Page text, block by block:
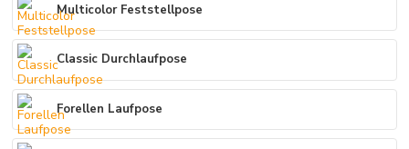
Multicolor Feststellpose
Classic Durchlaufpose
Forellen Laufpose